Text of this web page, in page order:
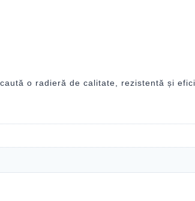
o radieră de calitate, rezistentă și